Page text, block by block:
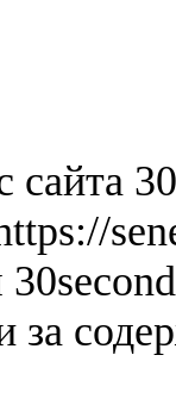
сайта
за